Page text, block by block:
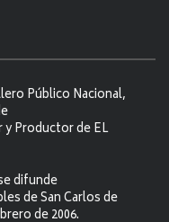
Público Nacional,
Productor de EL
difunde
de San Carlos de
de 2006.